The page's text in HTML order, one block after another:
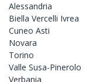
Alessandria
Biella Vercelli Ivrea
Cuneo Asti
Novara
Torino
Valle Susa-Pinerolo
Verbania